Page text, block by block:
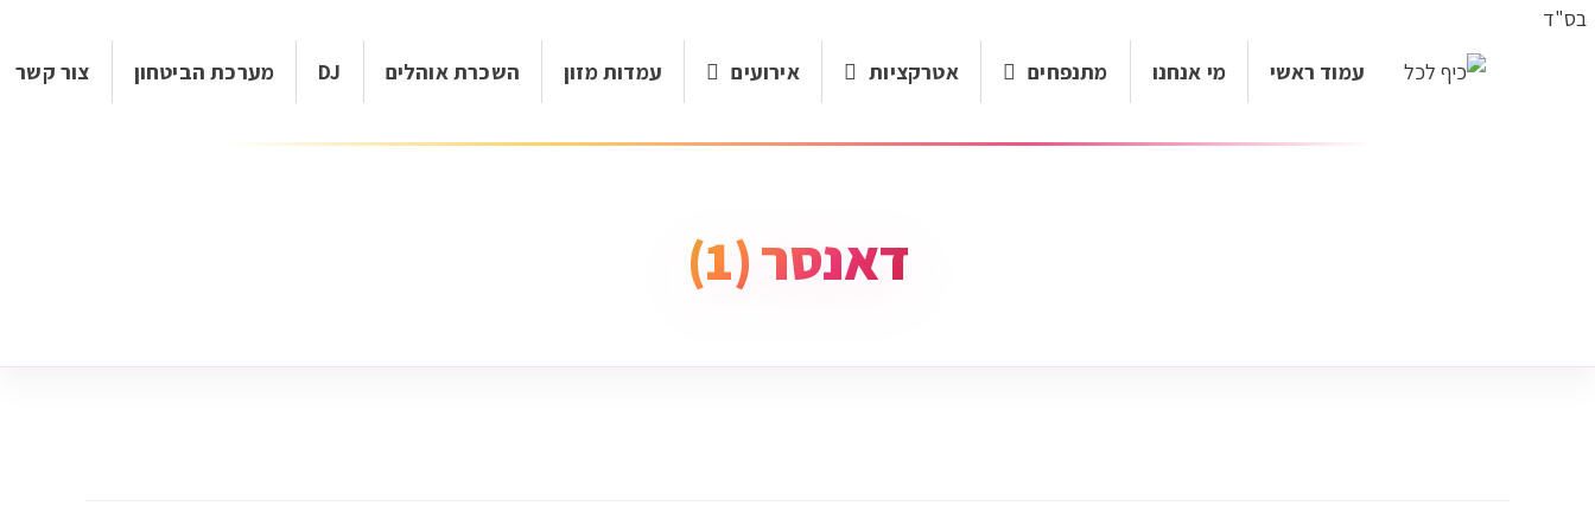
עמוד ראשי מי אנחנו מתנפחים אטרקציות אירועים עמדות מזון השכרת אוהלים DJ מערכת הביטחון צור קשר
דאנסר (1)
בס"ד